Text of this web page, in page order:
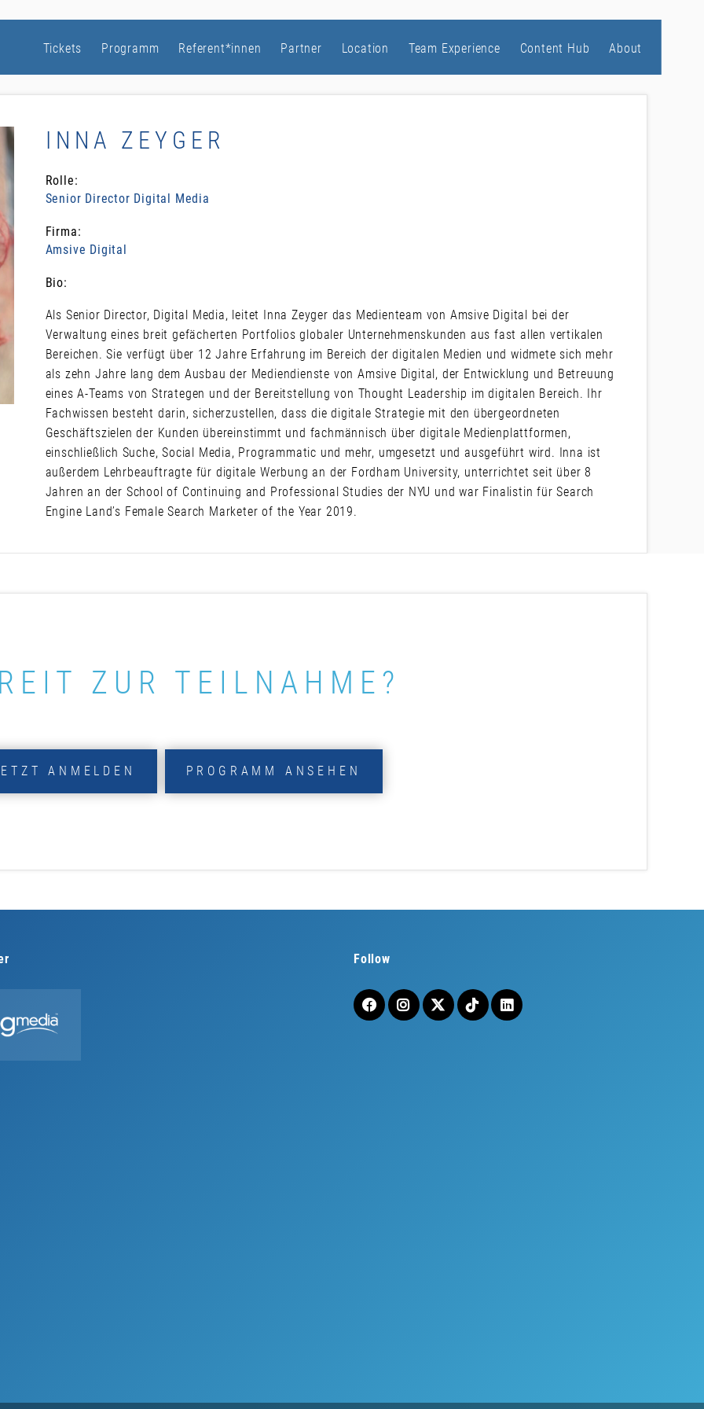
Tickets Programm Referent*innen Partner Location Team Experience Content Hub About
INNA ZEYGER
Rolle:
Senior Director Digital Media
Firma:
Amsive Digital
Bio:
Als Senior Director, Digital Media, leitet Inna Zeyger das Medienteam von Amsive Digital bei der
Verwaltung eines breit gefächerten Portfolios globaler Unternehmenskunden aus fast allen vertikalen
Bereichen. Sie verfügt über 12 Jahre Erfahrung im Bereich der digitalen Medien und widmete sich mehr
als zehn Jahre lang dem Ausbau der Mediendienste von Amsive Digital, der Entwicklung und Betreuung
eines A-Teams von Strategen und der Bereitstellung von Thought Leadership im digitalen Bereich. Ihr
Fachwissen besteht darin, sicherzustellen, dass die digitale Strategie mit den übergeordneten
Geschäftszielen der Kunden übereinstimmt und fachmännisch über digitale Medienplattformen,
einschließlich Suche, Social Media, Programmatic und mehr, umgesetzt und ausgeführt wird. Inna ist
außerdem Lehrbeauftragte für digitale Werbung an der Fordham University, unterrichtet seit über 8
Jahren an der School of Continuing and Professional Studies der NYU und war Finalistin für Search
Engine Land’s Female Search Marketer of the Year 2019.
ZUR TEILNAHME?
ANMELDEN PROGRAMM ANSEHEN
Follow